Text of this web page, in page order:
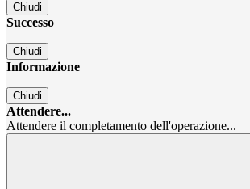
Chiudi
Successo
Chiudi
Informazione
Chiudi
Attendere...
Attendere il completamento dell'operazione...